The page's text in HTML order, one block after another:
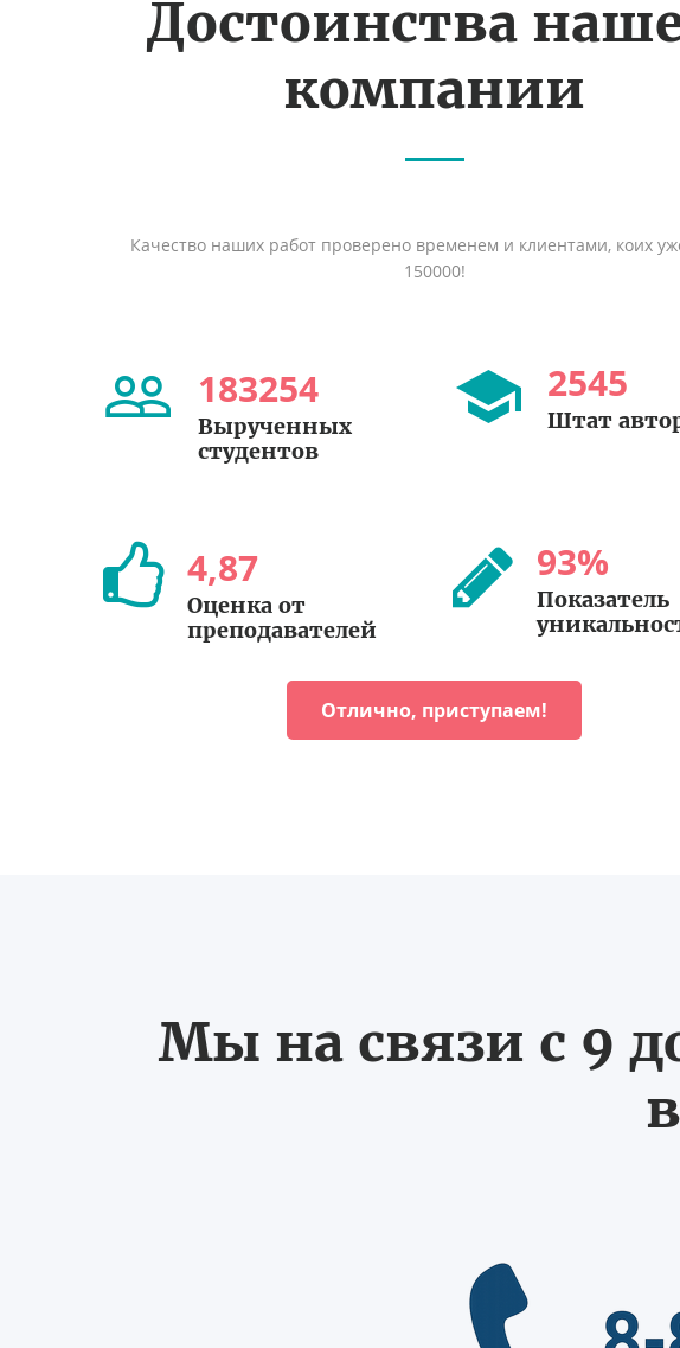
Достоинства
компании
Качество наших работ проверено временем и клиентами, коих
150000!
183254
Вырученных
студентов
2545
Штат
4,87
Оценка от
преподавателей
93%
Показатель
Отлично, приступаем!
Мы на связи с 9